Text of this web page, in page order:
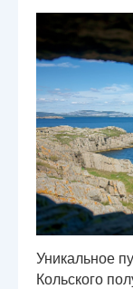
Уникальное
Кольского